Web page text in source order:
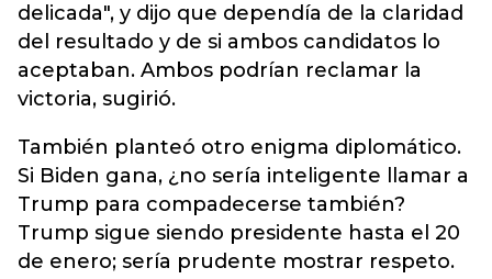
delicada", y dijo que dependía de la claridad
del resultado y de si ambos candidatos lo
aceptaban. Ambos podrían reclamar la
victoria, sugirió.
También planteó otro enigma diplomático.
Si Biden gana, ¿no sería inteligente llamar a
Trump para compadecerse también?
Trump sigue siendo presidente hasta el 20
de enero; sería prudente mostrar respeto.